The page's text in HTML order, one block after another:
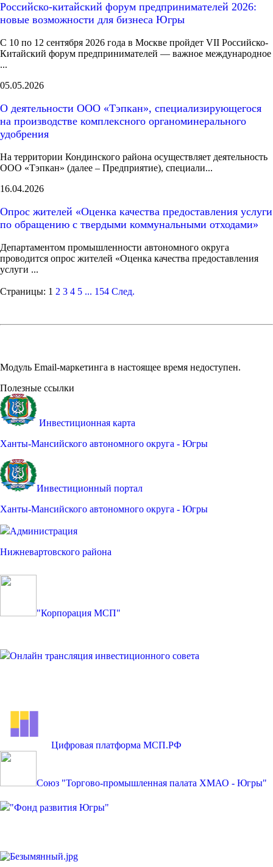
Российско-китайский форум предпринимателей 2026:
новые возможности для бизнеса Югры
С 10 по 12 сентября 2026 года в Москве пройдет VII Российско-
Китайский форум предпринимателей — важное международное
...
05.05.2026
О деятельности ООО «Тэпкан», специализирующегося
на производстве комплексного органоминерального
удобрения
На территории Кондинского района осуществляет деятельность
ООО «Тэпкан» (далее – Предприятие), специали...
16.04.2026
Опрос жителей «Оценка качества предоставления услуги
по обращению с твердыми коммунальными отходами»
Департаментом промышленности автономного округа
проводится опрос жителей «Оценка качества предоставления
услуги ...
Страницы: 1 2 3 4 5 ... 154 След.
Модуль Email-маркетинга в настоящее время недоступен.
Полезные ссылки
Инвестиционная карта
Ханты-Мансийского автономного округа - Югры
Инвестиционный портал
Ханты-Мансийского автономного округа - Югры
Администрация
Нижневартовского района
"Корпорация МСП"
Онлайн трансляция инвестиционного совета
Цифровая платформа МСП.РФ
Союз "Торгово-промышленная палата ХМАО - Югры"
"Фонд развития Югры"